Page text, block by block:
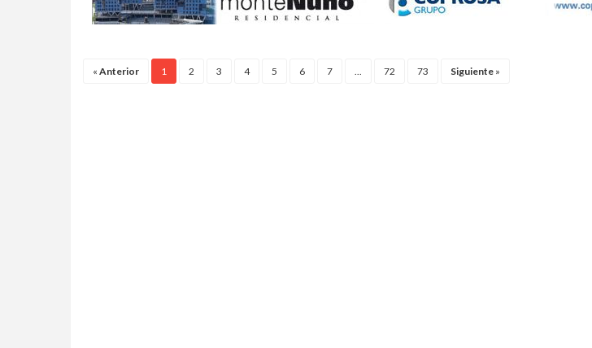
« Anterior 1 2 3 4 5 6 7 72 73 Siguiente »